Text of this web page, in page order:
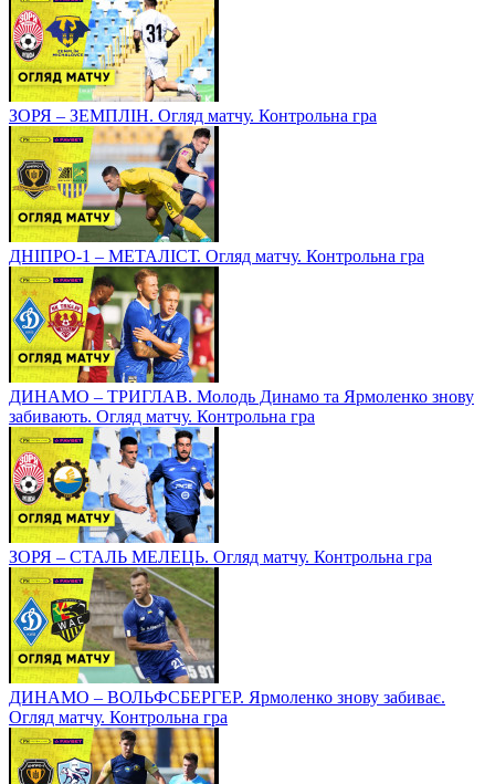
ЗОРЯ – ЗЕМПЛІН. Огляд матчу. Контрольна гра
ДНІПРО-1 – МЕТАЛІСТ. Огляд матчу. Контрольна гра
ДИНАМО – ТРИГЛАВ. Молодь Динамо та Ярмоленко знову
забивають. Огляд матчу. Контрольна гра
ЗОРЯ – СТАЛЬ МЕЛЕЦЬ. Огляд матчу. Контрольна гра
ДИНАМО – ВОЛЬФСБЕРГЕР. Ярмоленко знову забиває.
Огляд матчу. Контрольна гра